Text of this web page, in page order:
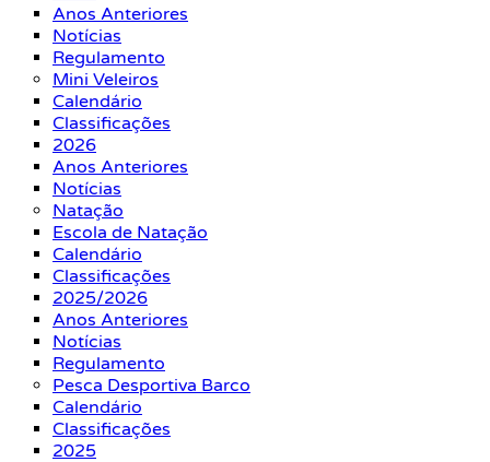
Anos Anteriores
Notícias
Regulamento
Mini Veleiros
Calendário
Classificações
2026
Anos Anteriores
Notícias
Natação
Escola de Natação
Calendário
Classificações
2025/2026
Anos Anteriores
Notícias
Regulamento
Pesca Desportiva Barco
Calendário
Classificações
2025